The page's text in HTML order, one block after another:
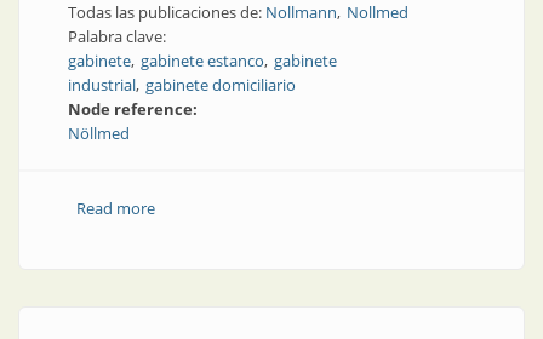
Todas las publicaciones de: Nollmann Nollmed
Palabra clave:
gabinete gabinete estanco gabinete
industrial gabinete domiciliario
Node reference:
Nöllmed
Read moreabout Gabinetes estancos